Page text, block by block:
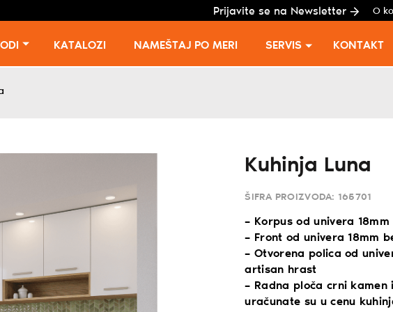
Prijavite se na Newsletter O
KATALOZI NAMEŠTAJ PO MERI SERVIS KONTAKT
Kuhinja Luna
ŠIFRA PROIZVODA: 165701
– Korpus od univera
– Front od univera 18mm
– Otvorena polica od
artisan hrast
– Radna ploča crni
uračunate su u cenu